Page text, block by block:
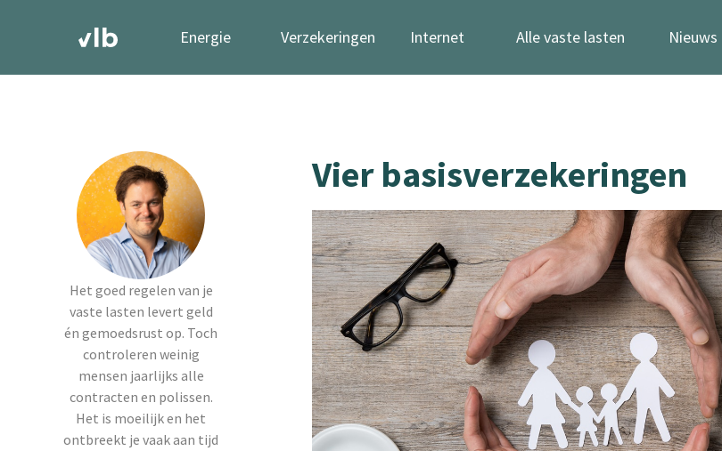
Energie Verzekeringen Internet Alle vaste lasten Nieuws
Het goed regelen van je
vaste lasten levert geld
én gemoedsrust op. Toch
controleren weinig
mensen jaarlijks alle
contracten en polissen.
Het is moeilijk en het
ontbreekt je vaak aan tijd
Vier basisverzekeringen